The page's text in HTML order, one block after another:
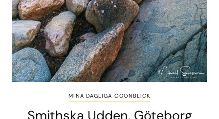
MINA DAGLIGA ÖGONBLICK
Smithska Udden, Göteborg